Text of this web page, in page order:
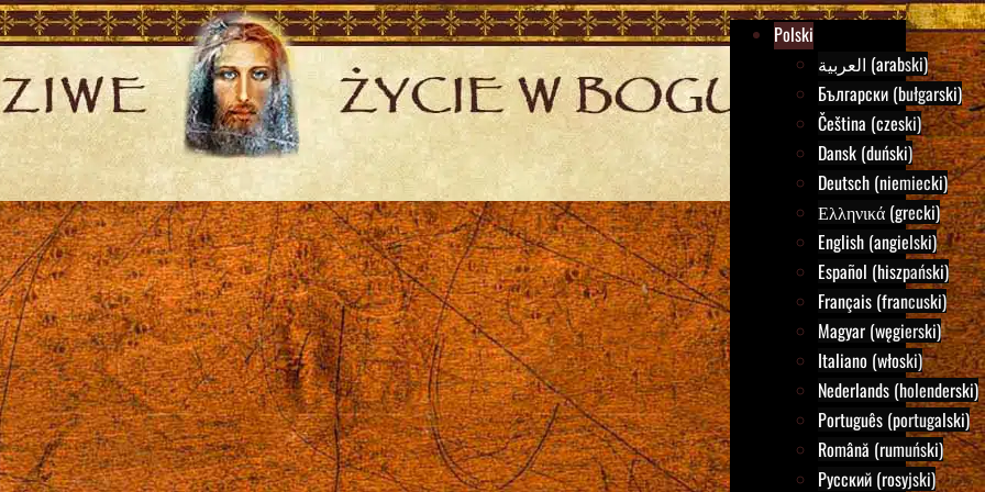
Polski
العربية (arabski)
Български (bułgarski)
Čeština (czeski)
Dansk (duński)
Deutsch (niemiecki)
Ελληνικά (grecki)
English (angielski)
Español (hiszpański)
Français (francuski)
Magyar (węgierski)
Italiano (włoski)
Nederlands (holenderski)
Português (portugalski)
Română (rumuński)
Русский (rosyjski)